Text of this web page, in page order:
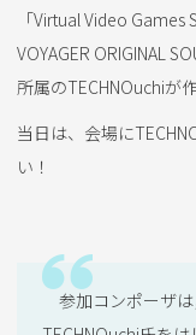
「Virtual Video
VOYAGER ORIGINAL
所属のTECHNOuchiが
当日は、会場に
い！
参加コンポーザ